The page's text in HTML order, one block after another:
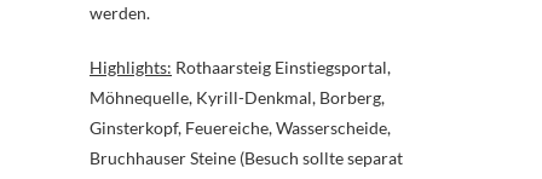
werden.
Highlights: Rothaarsteig Einstiegsportal,
Möhnequelle, Kyrill-Denkmal, Borberg,
Ginsterkopf, Feuereiche, Wasserscheide,
Bruchhauser Steine (Besuch sollte separat